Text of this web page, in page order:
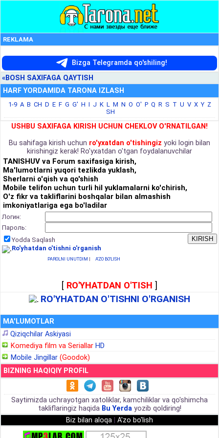
REKLAMA
Bizga Telegramda qo'shiling!
«BOSH SAXIFAGA QAYTISH
HARF YORDAMIDA TARONA IZLASH
1-9 A B CH D E F G G' H I J K L M N O O' P Q R S T U V X Y Z
SH
USHBU SAXIFAGA KIRISH UCHUN CHEKLOV O'RNATILGAN!
Bu sahifaga kirish uchun ro'yxatdan o'tishingiz yoki login bilan
kirishingiz kerak! Ro'yxatdan o'tgan foydalanuvchilar
TANISHUV va Forum saxifasiga kirish,
Ma'lumotlarni yuqori tezlikda yuklash,
Sherlarni o'qish va qo'shish
Mobile telifon uchun turli hil yuklamalarni ko'chirish,
O'z fikr va takliflarini boshqalar bilan almashish
imkoniyatlariga ega bo'ladilar
Логин:
Пароль:
Yodda Saqlash
Ro'yhatdan o'tishni o'rganish
PAROLNI UNUTDIM | A'ZO BO'LISH
[ RO'YHATDAN O'TISH ]
RO'YHATDAN O'TISHNI O'RGANISH
MA'LUMOTLAR
Qiziqchilar Askiyasi
Komediya film va Seriallar HD
Mobile Jingillar (Goodok)
BIZNING HAQIQIY PROFIL
Saytimizda uchrayotgan xatoliklar, kamchiliklar va qo'shimcha
takliflaringiz haqida Bu Yerdayozib qoldiring!
Biz bilan aloqa
A'zo bo'lish